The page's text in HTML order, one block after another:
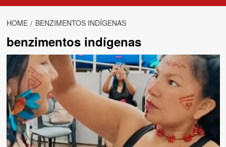
HOME BENZIMENTOS INDÍGENAS
benzimentos indígenas